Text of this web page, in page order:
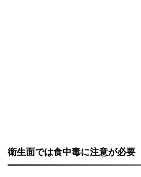
衛生面では食中毒に注意が必要